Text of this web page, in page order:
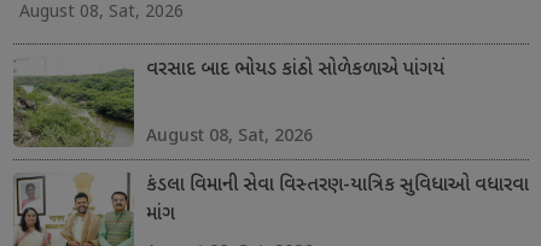
August 08, Sat, 2026
વરસાદ બાદ ભોયડ કાંઠો સોળેકળાએ પાંગર્યો
August 08, Sat, 2026
કંડલા વિમાની સેવા વિસ્તરણ-યાત્રિક સુવિધાઓ વધારવા
માંગ